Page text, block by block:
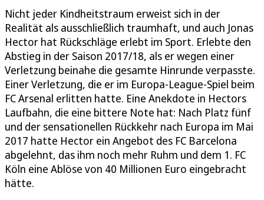
Nicht jeder Kindheitstraum erweist sich in der
Realität als ausschließlich traumhaft, und auch Jonas
Hector hat Rückschläge erlebt im Sport. Erlebte den
Abstieg in der Saison 2017/18, als er wegen einer
Verletzung beinahe die gesamte Hinrunde verpasste.
Einer Verletzung, die er im Europa-League-Spiel beim
FC Arsenal erlitten hatte. Eine Anekdote in Hectors
Laufbahn, die eine bittere Note hat: Nach Platz fünf
und der sensationellen Rückkehr nach Europa im Mai
2017 hatte Hector ein Angebot des FC Barcelona
abgelehnt, das ihm noch mehr Ruhm und dem 1. FC
Köln eine Ablöse von 40 Millionen Euro eingebracht
hätte.